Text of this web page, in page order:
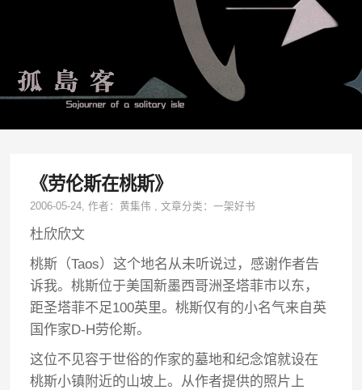
《劳伦斯在桃斯》
2006-05-24, 作者：黄集伟 ,文章分类：一架好书
杜欣欣文
桃斯（Taos）这个地名从未听说过，感谢作者告
诉我。桃斯位于美国新墨西哥洲圣塔菲市以东，
距圣塔菲不足100英里。桃斯仅有的小名气来自英
国作家D-H劳伦斯。
这位不见容于世俗的作家的墓地和纪念馆就设在
桃斯小镇附近的山坡上。从作者提供的照片上